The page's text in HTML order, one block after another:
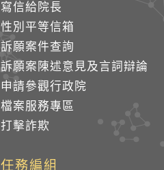
寫信給院長
性別平等信箱
訴願案件查詢
訴願案陳述意見及言詞辯論
申請參觀行政院
檔案服務專區
打擊詐欺
任務編組